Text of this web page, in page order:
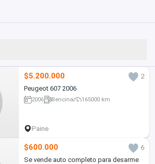
$5.200.000
2
Peugeot 607 2006
2006 Bencina 165000 km
Paine
$600.000
6
Se vende auto completo para desarme